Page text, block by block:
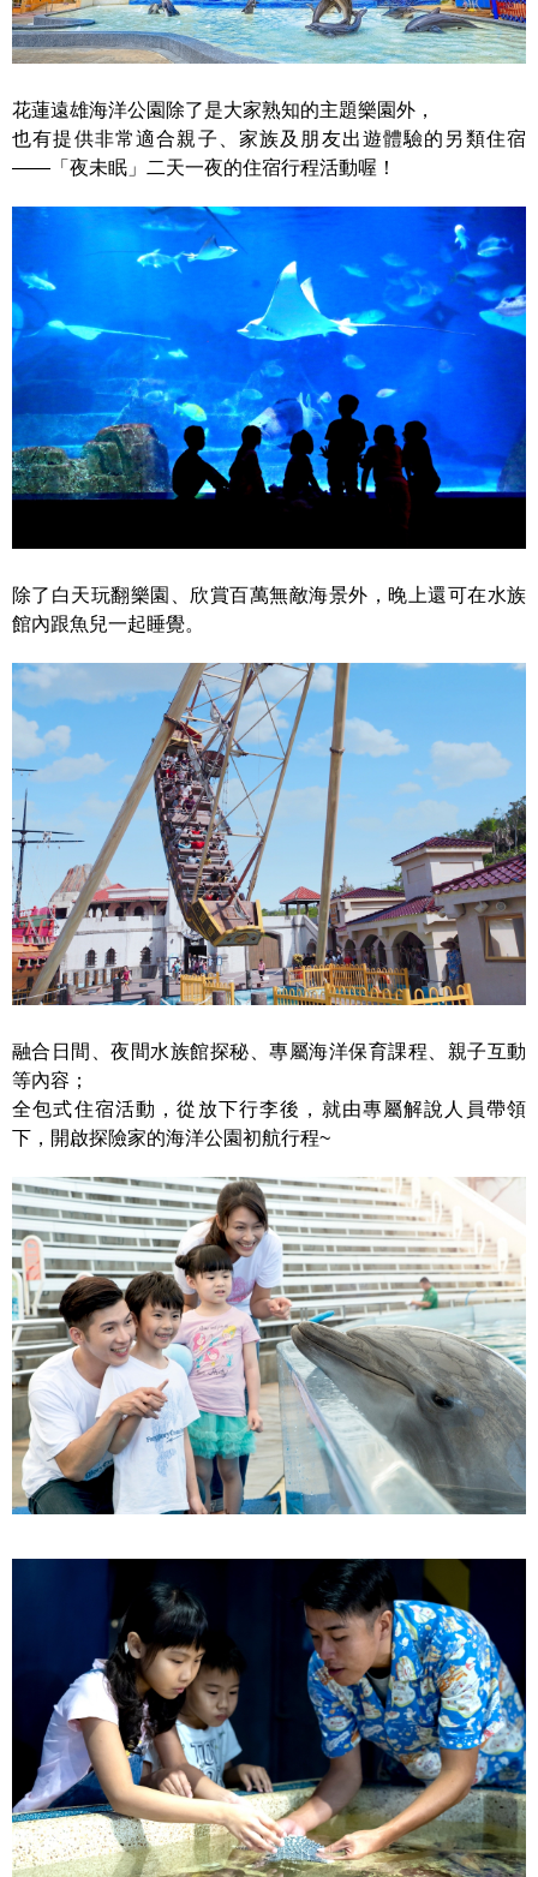
花蓮遠雄海洋公園除了是大家熟知的主題樂園外，
也有提供非常適合親子、家族及朋友出遊體驗的另類住宿
——「夜未眠」二天一夜的住宿行程活動喔！
除了白天玩翻樂園、欣賞百萬無敵海景外，晚上還可在水族
館內跟魚兒一起睡覺。
融合日間、夜間水族館探秘、專屬海洋保育課程、親子互動
等內容 ；
全包式住宿活動，從放下行李後，就由專屬解說人員帶領
下，開啟探險家的海洋公園初航行程~